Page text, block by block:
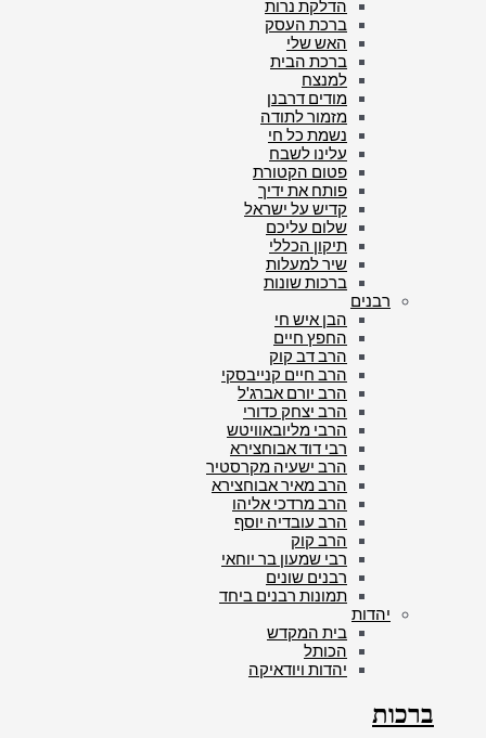
הדלקת נרות
ברכת העסק
האש שלי
ברכת הבית
למנצח
מודים דרבנן
מזמור לתודה
נשמת כל חי
עלינו לשבח
פטום הקטורת
פותח את ידיך
קדיש על ישראל
שלום עליכם
תיקון הכללי
שיר למעלות
ברכות שונות
רבנים
הבן איש חי
החפץ חיים
הרב דב קוק
הרב חיים קנייבסקי
הרב יורם אברג'ל
הרב יצחק כדורי
הרבי מליובאוויטש
רבי דוד אבוחצירא
הרב ישעיה מקרסטיר
הרב מאיר אבוחצירא
הרב מרדכי אליהו
הרב עובדיה יוסף
הרב קוק
רבי שמעון בר יוחאי
רבנים שונים
תמונות רבנים ביחד
יהדות
בית המקדש
הכותל
יהדות ויודאיקה
ברכות